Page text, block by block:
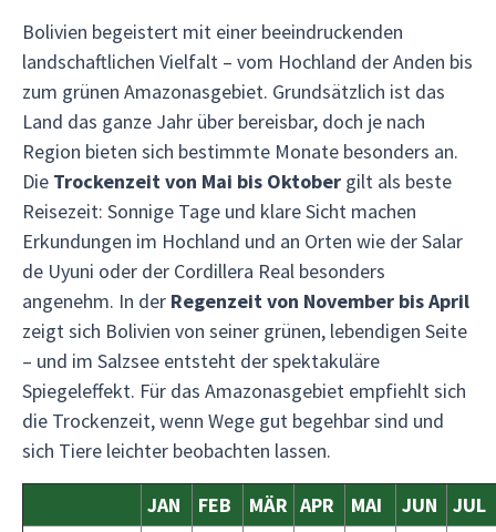
Bolivien begeistert mit einer beeindruckenden
landschaftlichen Vielfalt – vom Hochland der Anden bis
zum grünen Amazonasgebiet. Grundsätzlich ist das
Land das ganze Jahr über bereisbar, doch je nach
Region bieten sich bestimmte Monate besonders an.
Die Trockenzeit von Mai bis Oktober gilt als beste
Reisezeit: Sonnige Tage und klare Sicht machen
Erkundungen im Hochland und an Orten wie der Salar
de Uyuni oder der Cordillera Real besonders
angenehm. In der Regenzeit von November bis April
zeigt sich Bolivien von seiner grünen, lebendigen Seite
– und im Salzsee entsteht der spektakuläre
Spiegeleffekt. Für das Amazonasgebiet empfiehlt sich
die Trockenzeit, wenn Wege gut begehbar sind und
sich Tiere leichter beobachten lassen.
JAN FEB MÄR APR MAI JUN
JUL